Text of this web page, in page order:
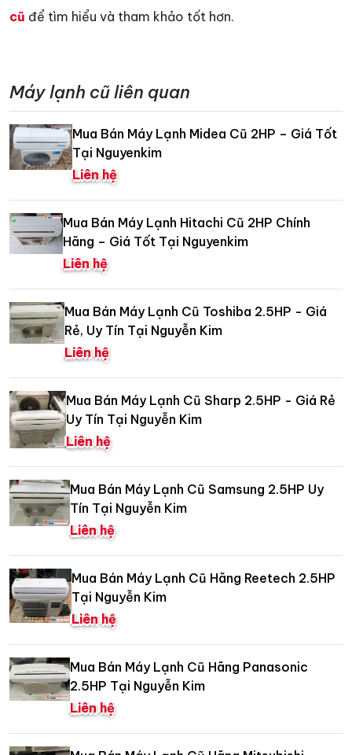
cũ để tìm hiểu và tham khảo tốt hơn.
Máy lạnh cũ liên quan
Mua Bán Máy Lạnh Midea Cũ 2HP – Giá Tốt
Tại Nguyenkim
Liên hệ
Mua Bán Máy Lạnh Hitachi Cũ 2HP Chính
Hãng – Giá Tốt Tại Nguyenkim
Liên hệ
Mua Bán Máy Lạnh Cũ Toshiba 2.5HP - Giá
Rẻ, Uy Tín Tại Nguyễn Kim
Liên hệ
Mua Bán Máy Lạnh Cũ Sharp 2.5HP - Giá Rẻ
Uy Tín Tại Nguyễn Kim
Liên hệ
Mua Bán Máy Lạnh Cũ Samsung 2.5HP Uy
Tín Tại Nguyễn Kim
Liên hệ
Mua Bán Máy Lạnh Cũ Hãng Reetech 2.5HP
Tại Nguyễn Kim
Liên hệ
Mua Bán Máy Lạnh Cũ Hãng Panasonic
2.5HP Tại Nguyễn Kim
Liên hệ